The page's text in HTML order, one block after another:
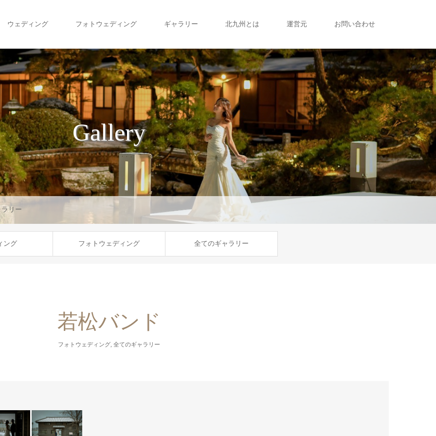
ウェディング フォトウェディング ギャラリー 北九州とは 運営元 お問い合わせ
Gallery
リー
ング フォトウェディング 全てのギャラリー
若松バンド
フォトウェディング 全てのギャラリー